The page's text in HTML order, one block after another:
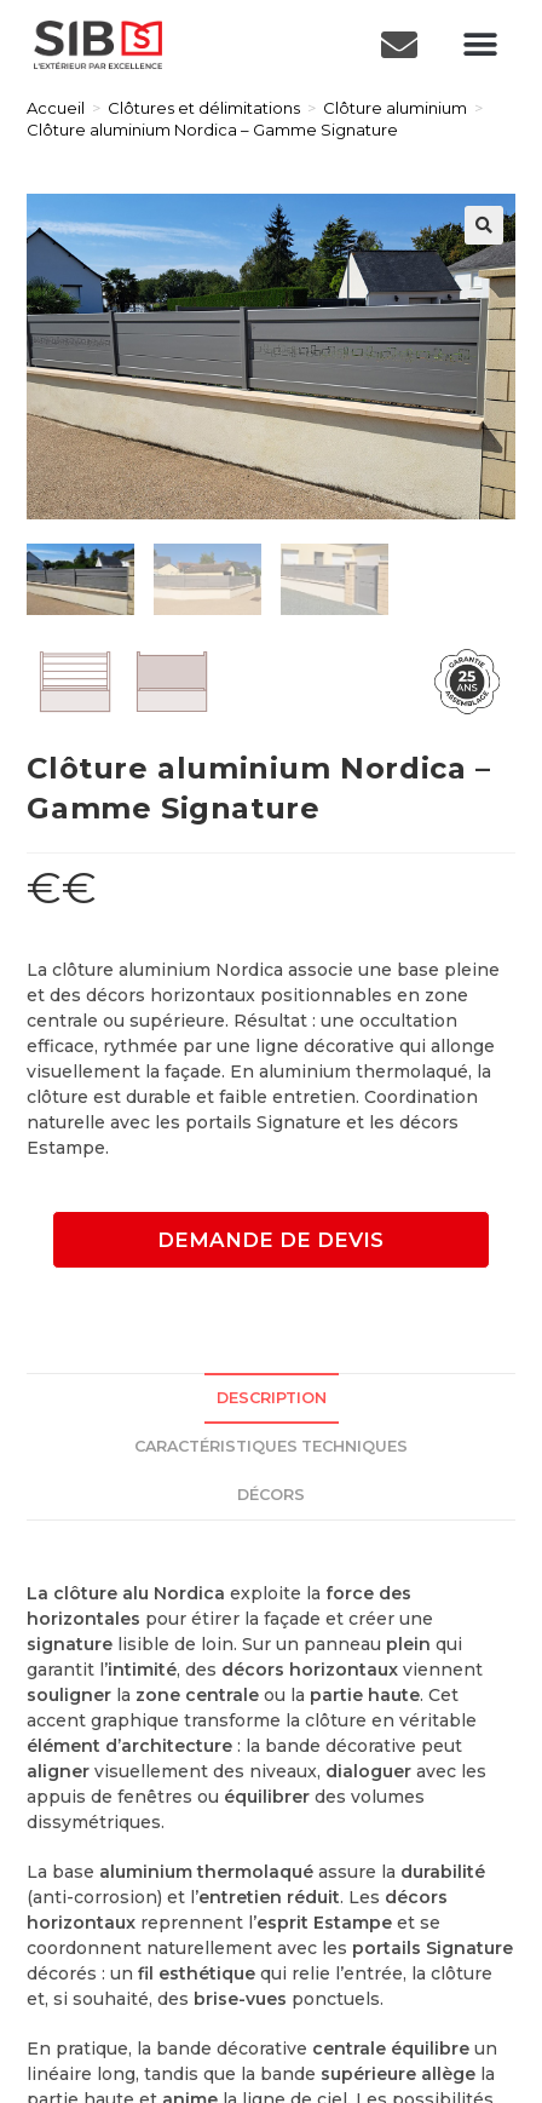
Accueil > Clôtures et délimitations > Clôture aluminium >
Clôture aluminium Nordica – Gamme Signature
🔍
Clôture aluminium Nordica –
Gamme Signature
€€
La clôture aluminium Nordica associe une base pleine
et des décors horizontaux positionnables en zone
centrale ou supérieure. Résultat : une occultation
efficace, rythmée par une ligne décorative qui allonge
visuellement la façade. En aluminium thermolaqué, la
clôture est durable et faible entretien. Coordination
naturelle avec les portails Signature et les décors
Estampe.
DEMANDE DE DEVIS
DESCRIPTION
CARACTÉRISTIQUES TECHNIQUES
DÉCORS
La clôture alu Nordica exploite la force des
horizontales pour étirer la façade et créer une
signature lisible de loin. Sur un panneau plein qui
garantit l’intimité, des décors horizontaux viennent
souligner la zone centrale ou la partie haute. Cet
accent graphique transforme la clôture en véritable
élément d’architecture : la bande décorative peut
aligner visuellement des niveaux, dialoguer avec les
appuis de fenêtres ou équilibrer des volumes
dissymétriques.
La base aluminium thermolaqué assure la durabilité
(anti-corrosion) et l’entretien réduit. Les décors
horizontaux reprennent l’esprit Estampe et se
coordonnent naturellement avec les portails Signature
décorés : unfil esthétique qui relie l’entrée, la clôture
et, si souhaité, des brise-vues ponctuels.
En pratique, la bande décorative centrale équilibre un
linéaire long, tandis que la bande supérieure allège la